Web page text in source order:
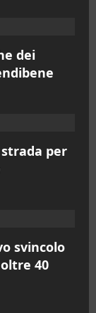
dei
per
svincolo
40